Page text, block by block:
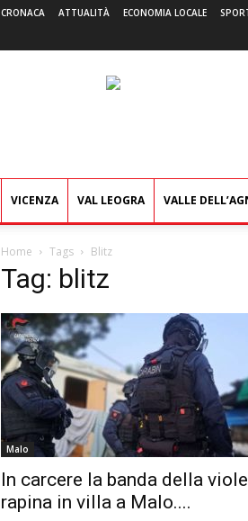
CRONACA ATTUALITÀ ECONOMIA LOCALE
VICENZA VAL LEOGRA VALLE
Home Tags Blitz
Tag: blitz
Malo
In carcere la banda della
rapina in villa a Malo....